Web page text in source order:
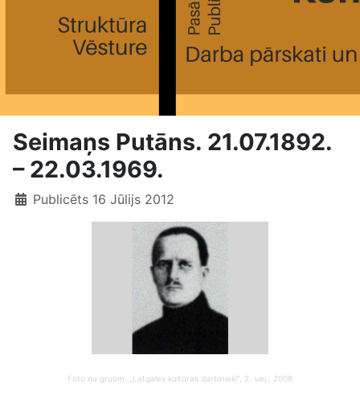
Seimaņs Putāns. 21.07.1892.
– 22.03.1969.
Publicēts 16 Jūlijs 2012
Foto nu gruom. „Latgales kultūras darbinieki”, 2. siej., 2008